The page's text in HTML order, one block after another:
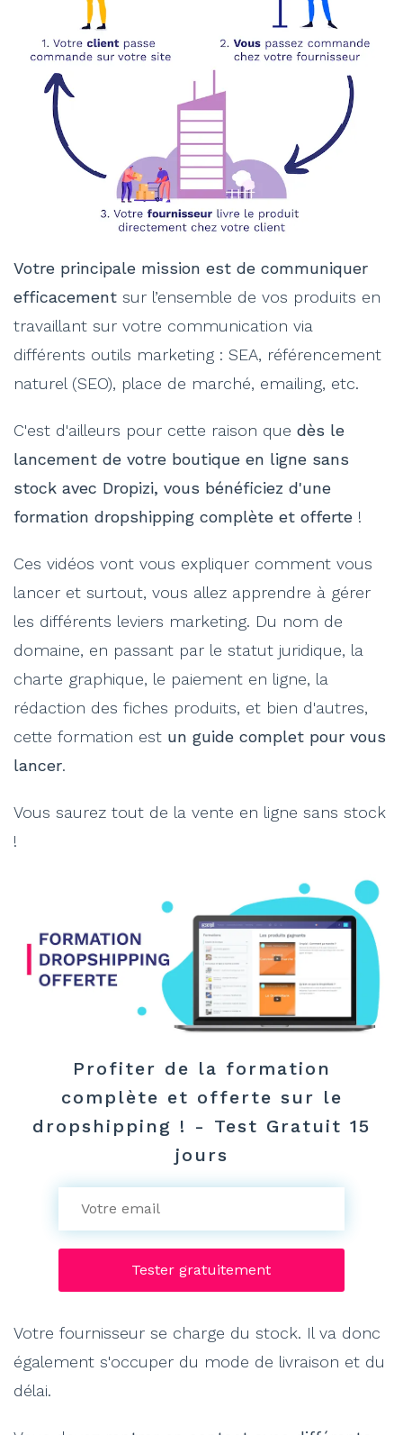
Votre principale mission est de communiquer
efficacement sur l’ensemble de vos produits en
travaillant sur votre communication via
différents outils marketing : SEA, référencement
naturel (SEO), place de marché, emailing, etc.
C'est d'ailleurs pour cette raison que dès le
lancement de votre boutique en ligne sans
stock avec Dropizi, vous bénéficiez d'une
formation dropshipping complète et offerte !
Ces vidéos vont vous expliquer comment vous
lancer et surtout, vous allez apprendre à gérer
les différents leviers marketing. Du nom de
domaine, en passant par le statut juridique, la
charte graphique, le paiement en ligne, la
rédaction des fiches produits, et bien d'autres,
cette formation est un guide complet pour vous
lancer.
Vous saurez tout de la vente en ligne sans stock
!
Profiter de la formation
complète et offerte sur le
dropshipping ! - Test Gratuit 15
jours
Votre fournisseur se charge du stock. Il va donc
également s'occuper du mode de livraison et du
délai.